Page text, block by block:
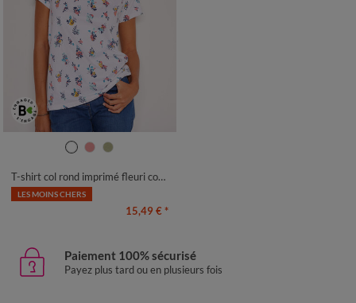
38/40 42/44
T-shirt col rond imprimé fleuri coton
LES MOINS CHERS
15,49 € *
Paiement 100% sécurisé
Payez plus tard ou en plusieurs fois